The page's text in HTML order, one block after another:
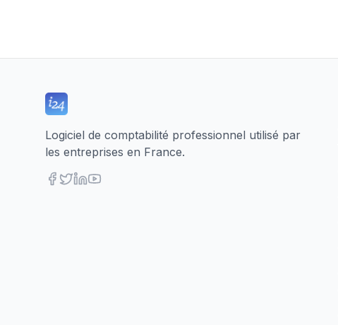
Logiciel de comptabilité professionnel utilisé par
les entreprises en France.